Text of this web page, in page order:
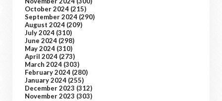
October 2024 (215)
September 2024 (290)
August 2024 (209)
July 2024 (310)
June 2024 (298)
May 2024 (310)
April 2024 (273)
March 2024 (303)
February 2024 (280)
January 2024 (255)
December 2023 (312)
November 2023 (303)